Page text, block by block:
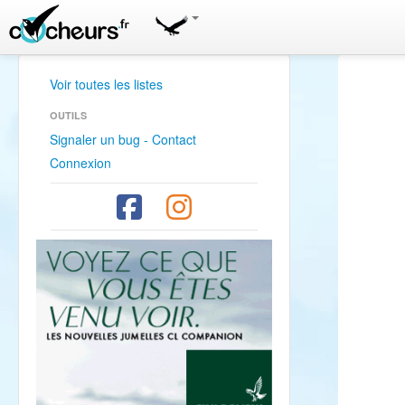
Voir toutes les listes
OUTILS
Signaler un bug - Contact
Connexion